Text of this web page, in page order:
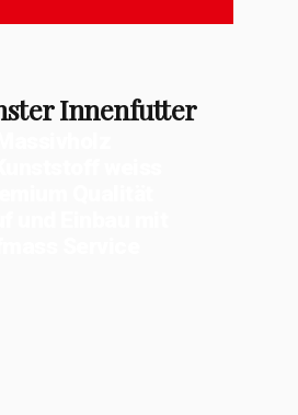
Innenfutter